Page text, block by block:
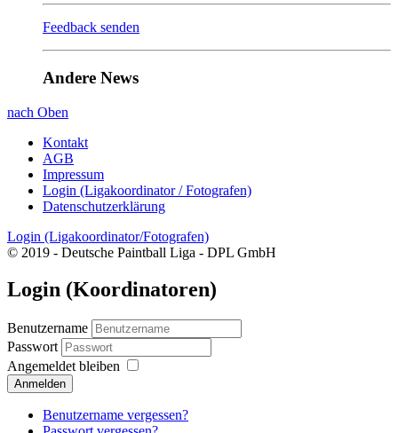
Feedback senden
Andere News
nach Oben
Kontakt
AGB
Impressum
Login (Ligakoordinator / Fotografen)
Datenschutzerklärung
Login (Ligakoordinator/Fotografen)
© 2019 - Deutsche Paintball Liga - DPL GmbH
Login (Koordinatoren)
Benutzername
Passwort
Angemeldet bleiben
Anmelden
Benutzername vergessen?